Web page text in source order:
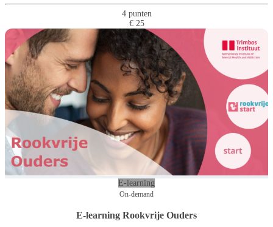
4 punten
€ 25
E-learning
On-demand
E-learning Rookvrije Ouders